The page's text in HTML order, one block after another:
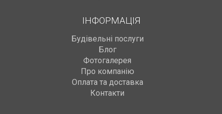
ІНФОРМАЦІЯ
Будівельні послуги
Блог
Фотогалерея
Про компанію
Оплата та доставка
Контакти